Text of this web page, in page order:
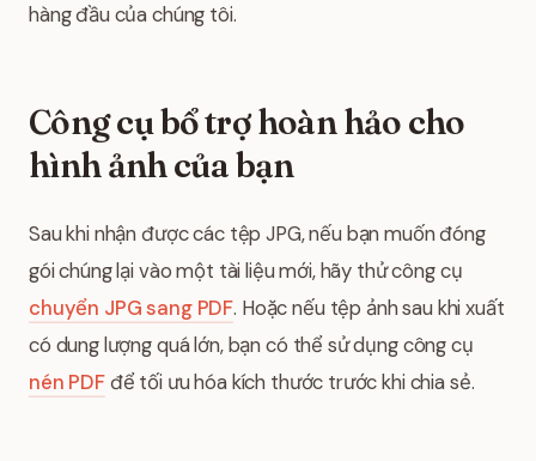
hàng đầu của chúng tôi.
Công cụ bổ trợ hoàn hảo cho
hình ảnh của bạn
Sau khi nhận được các tệp JPG, nếu bạn muốn đóng
gói chúng lại vào một tài liệu mới, hãy thử công cụ
chuyển JPG sang PDF. Hoặc nếu tệp ảnh sau khi xuất
có dung lượng quá lớn, bạn có thể sử dụng công cụ
nén PDFđể tối ưu hóa kích thước trước khi chia sẻ.